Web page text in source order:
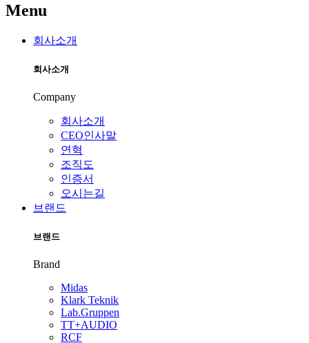
Menu
회사소개
회사소개
Company
회사소개
CEO인사말
연혁
조직도
인증서
오시는길
브랜드
브랜드
Brand
Midas
Klark Teknik
Lab.Gruppen
TT+AUDIO
RCF